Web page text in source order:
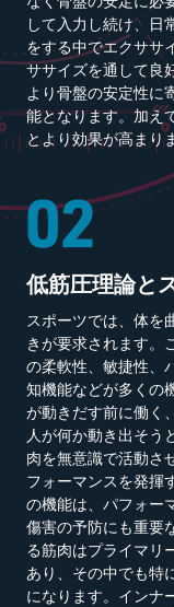
して入力し続け、日
をする中でエクササ
ササイズを通して良
より骨盤の安定性に
能となります。加え
とより効果が高まり
低筋圧理論と
スポーツでは、体を
きが要求されます。
の柔軟性、敏捷性、
知機能などが多くの
が動きだす前に働く
人が何か動き出そう
肉を無意識で活動さ
フォーマンスを発揮
の機能は、パフォー
傷害の予防にも重要
る筋肉はプライマリ
あり、その中でも特
になります。インナ